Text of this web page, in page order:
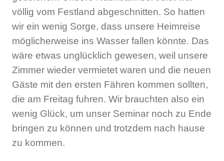
völlig vom Festland abgeschnitten. So hatten
wir ein wenig Sorge, dass unsere Heimreise
möglicherweise ins Wasser fallen könnte. Das
wäre etwas unglücklich gewesen, weil unsere
Zimmer wieder vermietet waren und die neuen
Gäste mit den ersten Fähren kommen sollten,
die am Freitag fuhren. Wir brauchten also ein
wenig Glück, um unser Seminar noch zu Ende
bringen zu können und trotzdem nach hause
zu kommen.